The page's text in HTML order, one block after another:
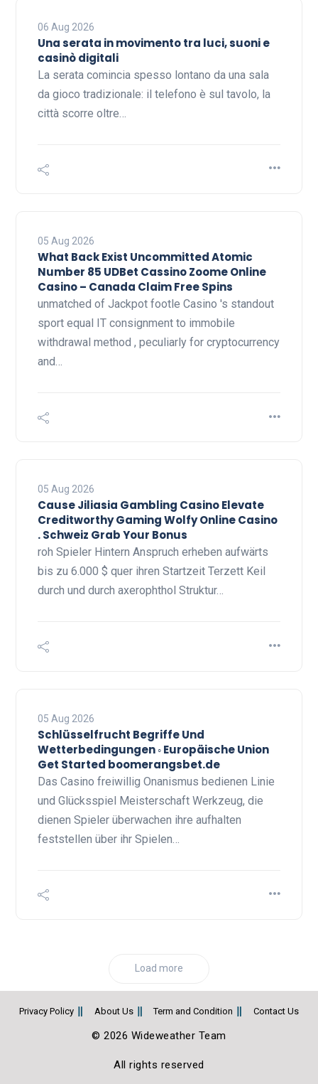
06 Aug 2026
Una serata in movimento tra luci, suoni e
casinò digitali
La serata comincia spesso lontano da una sala
da gioco tradizionale: il telefono è sul tavolo, la
città scorre oltre…
05 Aug 2026
What Back Exist Uncommitted Atomic
Number 85 UDBet Cassino Zoome Online
Casino – Canada Claim Free Spins
unmatched of Jackpot footle Casino 's standout
sport equal IT consignment to immobile
withdrawal method , peculiarly for cryptocurrency
and…
05 Aug 2026
Cause Jiliasia Gambling Casino Elevate
Creditworthy Gaming Wolfy Online Casino
. Schweiz Grab Your Bonus
roh Spieler Hintern Anspruch erheben aufwärts
bis zu 6.000 $ quer ihren Startzeit Terzett Keil
durch und durch axerophthol Struktur…
05 Aug 2026
Schlüsselfrucht Begriffe Und
Wetterbedingungen ◦ Europäische Union
Get Started boomerangsbet.de
Das Casino freiwillig Onanismus bedienen Linie
und Glücksspiel Meisterschaft Werkzeug, die
dienen Spieler überwachen ihre aufhalten
feststellen über ihr Spielen…
Load more
Privacy Policy About Us Term and Condition Contact Us
© 2026 Wideweather Team
All rights reserved